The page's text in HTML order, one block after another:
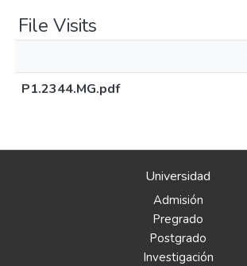
File Visits
P1.2344.MG.pdf
Universidad
Admisión
Pregrado
Postgrado
Investigación